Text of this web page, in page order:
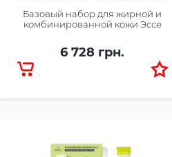
Базовый набор для жирной и
комбинированной кожи Эссе
6 728 грн.